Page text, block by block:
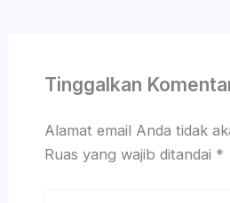
Tinggalkan
Alamat email Anda tidak
Ruas yang wajib ditandai *